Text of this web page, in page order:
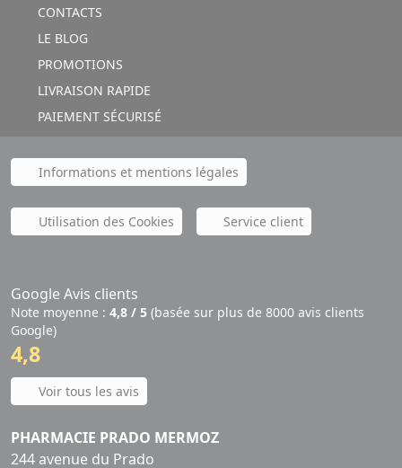
CONTACTS
LE BLOG
PROMOTIONS
LIVRAISON RAPIDE
PAIEMENT SÉCURISÉ
Informations et mentions légales
Utilisation des Cookies Service client
Google Avis clients
Note moyenne : 4,8 / 5 (basée sur plus de 8000 avis clients
Google)
4,8
Voir tous les avis
PHARMACIE PRADO MERMOZ
244 avenue du Prado